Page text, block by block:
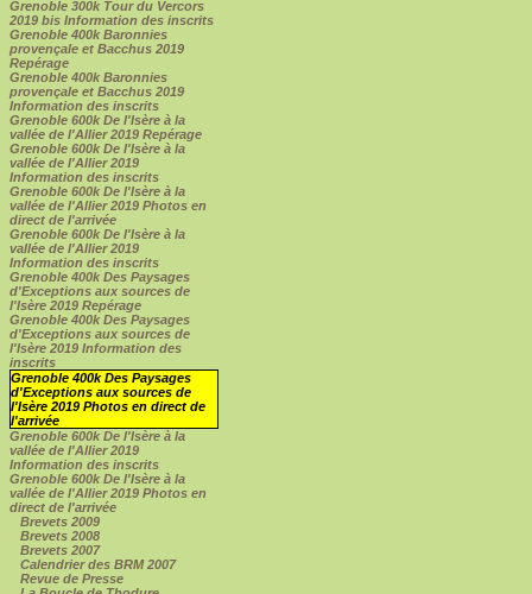
Grenoble 300k Tour du Vercors
2019 bis Information des inscrits
Grenoble 400k Baronnies
provençale et Bacchus 2019
Repérage
Grenoble 400k Baronnies
provençale et Bacchus 2019
Information des inscrits
Grenoble 600k De l'Isère à la
vallée de l'Allier 2019 Repérage
Grenoble 600k De l'Isère à la
vallée de l'Allier 2019
Information des inscrits
Grenoble 600k De l'Isère à la
vallée de l'Allier 2019 Photos en
direct de l'arrivée
Grenoble 600k De l'Isère à la
vallée de l'Allier 2019
Information des inscrits
Grenoble 400k Des Paysages
d'Exceptions aux sources de
l'Isère 2019 Repérage
Grenoble 400k Des Paysages
d'Exceptions aux sources de
l'Isère 2019 Information des
inscrits
Grenoble 400k Des Paysages
d'Exceptions aux sources de
l'Isère 2019 Photos en direct de
l'arrivée
Grenoble 600k De l'Isère à la
vallée de l'Allier 2019
Information des inscrits
Grenoble 600k De l'Isère à la
vallée de l'Allier 2019 Photos en
direct de l'arrivée
Brevets 2009
Brevets 2008
Brevets 2007
Calendrier des BRM 2007
Revue de Presse